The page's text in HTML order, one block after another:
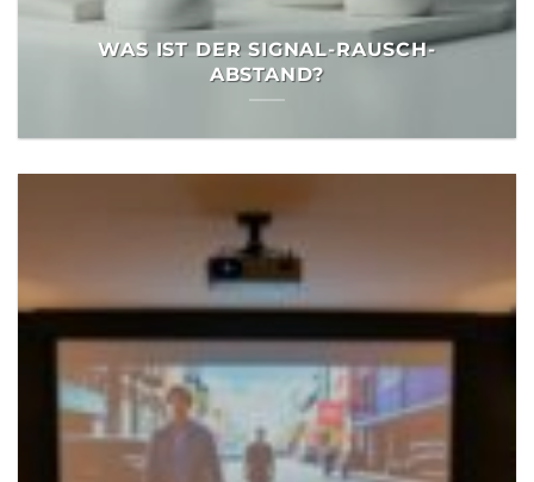
WAS IST DER SIGNAL-RAUSCH-
ABSTAND?